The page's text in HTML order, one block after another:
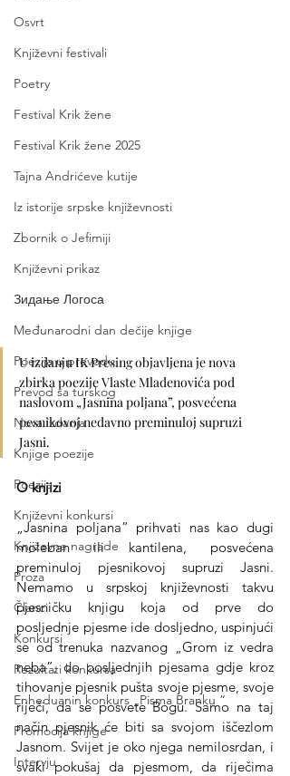
Osvrt
Književni festivali
Poetry
Festival Krik žene
Festival Krik žene 2025
Tajna Andrićeve kutije
Iz istorije srpske književnosti
Zbornik o Jefimiji
Književni prikaz
Зидање Логоса
Međunarodni dan dečije knjige
Poezija u prevodu
Prevod sa turskog
Nova izdanja
Knjige poezije
Poezija
Književni konkursi
Književne nagrade
Proza
Članci
Konkursi
Rezultati konkursa
Enheduanin konkurs „Pisma Branku ”
Promocija knjige
Intervju
U izdanju IK Presing objavljena je nova
zbirka poezije Vlaste Mladenovića pod
naslovom „Jasnina poljana”, posvećena
pesnikovoj nedavno preminuloj supruzi
Jasni.
O knjizi
„Jasnina poljana” prihvati nas kao dugi
moleban ili kantilena, posvećena
preminuloj pjesnikovoj supruzi Jasni.
Nemamo u srpskoj književnosti takvu
pjesničku knjigu koja od prve do
posljednje pjesme ide dosljedno, uspinjući
se od trenuka nazvanog „Grom iz vedra
neba”, do posljednjih pjesama gdje kroz
tihovanje pjesnik pušta svoje pjesme, svoje
riječi, da se posvete Bogu. Samo na taj
način pjesnik će biti sa svojom iščezlom
Jasnom. Svijet je oko njega nemilosrdan, i
svaki pokušaj da pjesmom, da riječima